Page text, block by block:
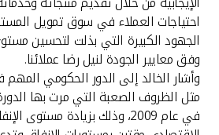
ألمانيا
ماليزيا
تركيا
احتياجات العملاء في سوق تمويل
الجهود الكبيرة التي بذلت لتحسين
وفق معايير الجودة لنيل رضا عملائنا.
وأشار الخالد إلى الدور الحكومي
مثل الظروف الصعبة التي مرت بها
في عام 2009، وذلك بزيادة